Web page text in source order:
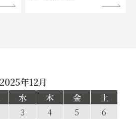
2025年12月
水 木 金
土
3 4 5
6